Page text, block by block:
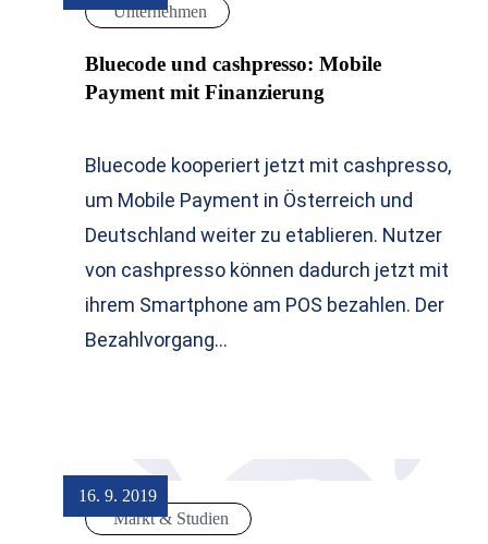
Unternehmen
Bluecode und cashpresso: Mobile
Payment mit Finanzierung
Bluecode kooperiert jetzt mit cashpresso,
um Mobile Payment in Österreich und
Deutschland weiter zu etablieren. Nutzer
von cashpresso können dadurch jetzt mit
ihrem Smartphone am POS bezahlen. Der
Bezahlvorgang…
16. 9. 2019
Markt & Studien